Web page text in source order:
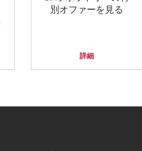
別オファーを見る
詳細